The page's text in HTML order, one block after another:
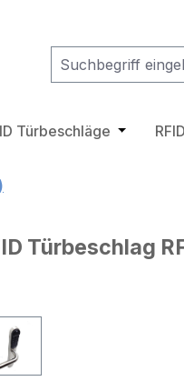
Kategorie Transponder
Schließe das
Türbeschläge Öffne
Türbeschlag
überspringen